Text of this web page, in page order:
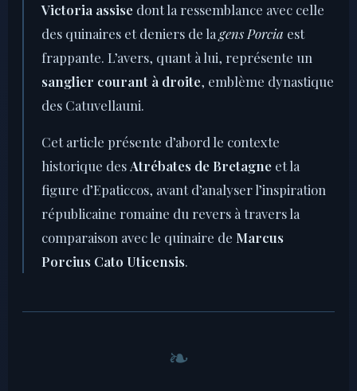
Victoria assise dont la ressemblance avec celle
des quinaires et deniers de la gens Porcia est
frappante. L’avers, quant à lui, représente un
sanglier courant à droite, emblème dynastique
des Catuvellauni.
Cet article présente d’abord le contexte
historique des Atrébates de Bretagne et la
figure d’Epaticcos, avant d’analyser l’inspiration
républicaine romaine du revers à travers la
comparaison avec le quinaire de Marcus
Porcius Cato Uticensis.